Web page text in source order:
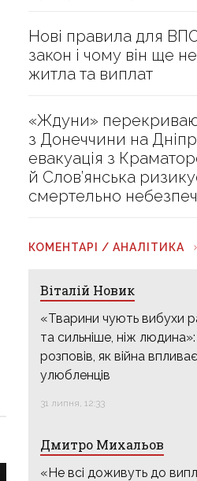
Нові правила для
закон і чому він ще
житла та виплат
«Ждуни»
з Донеччини на
евакуація з
й Слов’янська
смертельно
КОМЕНТАРІ / АНАЛІТИКА
Віталій Новик
«Тварини чують вибухи
та сильніше, ніж
розповів, як війна
улюбленців
31 липня, 12:33
Дмитро Михальов
«Не всі доживуть до